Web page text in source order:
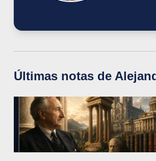
Últimas notas de